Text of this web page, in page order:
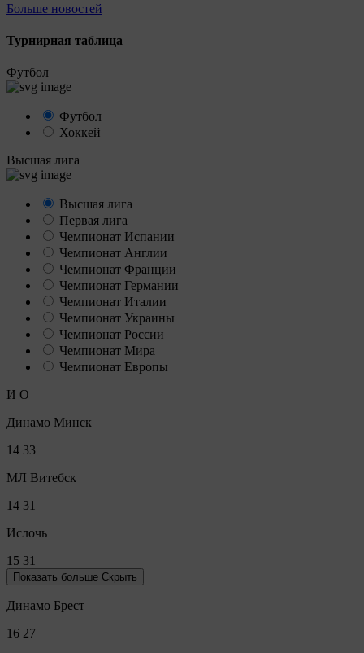
Больше новостей
Турнирная таблица
Футбол
Футбол
Хоккей
Высшая лига
Высшая лига
Первая лига
Чемпионат Испании
Чемпионат Англии
Чемпионат Франции
Чемпионат Германии
Чемпионат Италии
Чемпионат Украины
Чемпионат России
Чемпионат Мира
Чемпионат Европы
И О
Динамо Минск
14 33
МЛ Витебск
14 31
Ислочь
15 31
Показать больше Скрыть
Динамо Брест
16 27